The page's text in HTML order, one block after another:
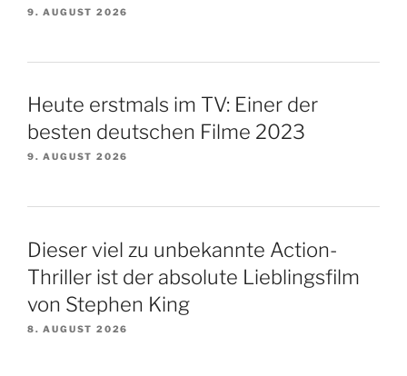
9. AUGUST 2026
Heute erstmals im TV: Einer der
besten deutschen Filme 2023
9. AUGUST 2026
Dieser viel zu unbekannte Action-
Thriller ist der absolute Lieblingsfilm
von Stephen King
8. AUGUST 2026